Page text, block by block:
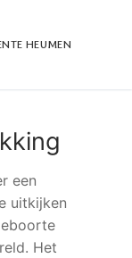
HEUMEN
een
uitkijken
Het